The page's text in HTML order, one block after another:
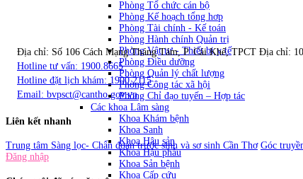
Phòng Tổ chức cán bộ
Phòng Kế hoạch tổng hơp
Phòng Tài chính - Kế toán
Phòng Hành chính Quản trị
Phòng Vật tư - Thiết bị y tế
Phòng Điều dưỡng
Phòng Quản lý chất lượng
Phòng Công tác xã hội
Phòng Chỉ đạo tuyến – Hợp tác
Các khoa Lâm sàng
Khoa Khám bệnh
Khoa Sanh
Khoa Hậu sản
Khoa Hậu phẫu
Khoa Sản bệnh
Khoa Cấp cứu
Địa chỉ: Số 106 Cách Mạng Tháng Tám, P. Cái Khế, TPCT Địa chỉ:
Hotline tư vấn: 1900.8665
Hotline đặt lịch khám: 1900.2115
Email: bvpsct@cantho.gov.vn
Liên kết nhanh
Trung tâm Sàng lọc- Chẩn đoán trước sinh và sơ sinh Cần Thơ Góc
Đăng nhập